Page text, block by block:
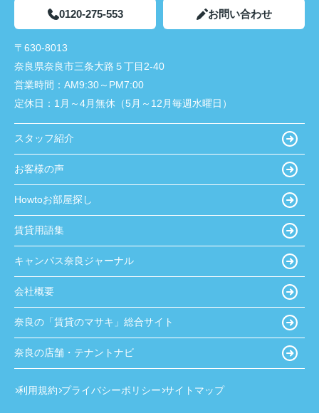
0120-275-553 お問い合わせ
〒630-8013
奈良県奈良市三条大路５丁目2-40
営業時間： AM9:30～PM7:00
定休日： 1月～4月無休（5月～12月毎週水曜日）
スタッフ紹介
お客様の声
Howtoお部屋探し
賃貸用語集
キャンパス奈良ジャーナル
会社概要
奈良の「賃貸のマサキ」総合サイト
奈良の店舗・テナントナビ
利用規約 プライバシーポリシー サイトマップ